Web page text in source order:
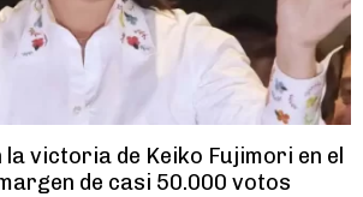
victoria de Keiko Fujimori en el
de casi 50.000 votos